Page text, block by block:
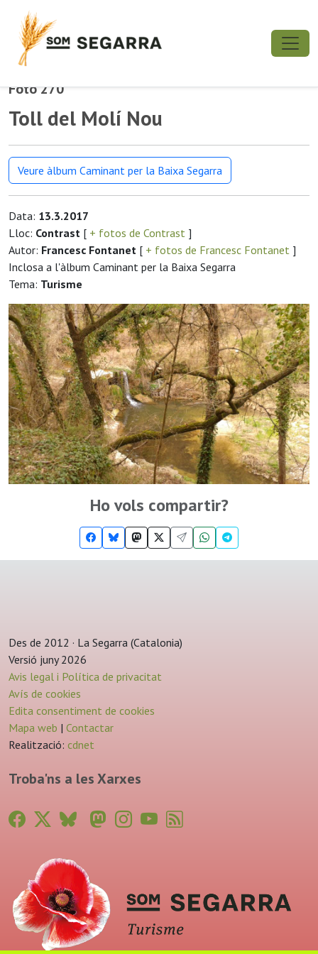
Foto 270
Toll del Molí Nou
Veure àlbum Caminant per la Baixa Segarra
Data: 13.3.2017
Lloc: Contrast [ + fotos de Contrast ]
Autor: Francesc Fontanet [ + fotos de Francesc Fontanet ]
Inclosa a l'àlbum Caminant per la Baixa Segarra
Tema: Turisme
Ho vols compartir?
Des de 2012 · La Segarra (Catalonia)
Versió juny 2026
Avis legal i Política de privacitat
Avís de cookies
Edita consentiment de cookies
Mapa web | Contactar
Realització: cdnet
Troba'ns a les Xarxes